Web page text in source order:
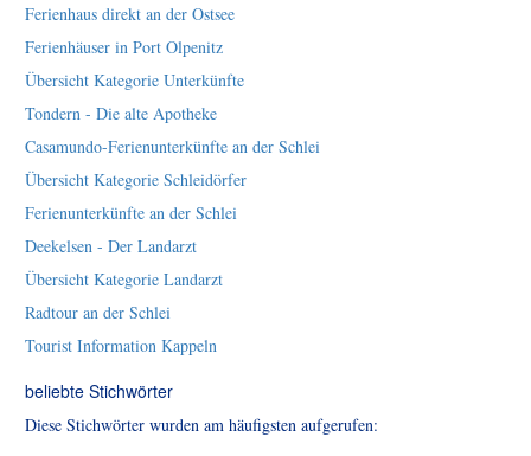
Ferienhaus direkt an der Ostsee
Ferienhäuser in Port Olpenitz
Übersicht Kategorie Unterkünfte
Tondern - Die alte Apotheke
Casamundo-Ferienunterkünfte an der Schlei
Übersicht Kategorie Schleidörfer
Ferienunterkünfte an der Schlei
Deekelsen - Der Landarzt
Übersicht Kategorie Landarzt
Radtour an der Schlei
Tourist Information Kappeln
beliebte Stichwörter
Diese Stichwörter wurden am häufigsten aufgerufen: